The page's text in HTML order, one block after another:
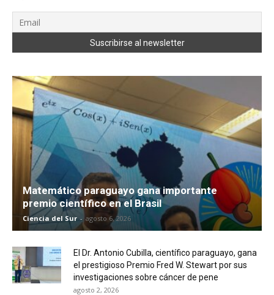
Matemático paraguayo gana importante
premio científico en el Brasil
Ciencia del Sur - agosto 6, 2026
El Dr. Antonio Cubilla, científico paraguayo, gana
el prestigioso Premio Fred W. Stewart por sus
investigaciones sobre cáncer de pene
agosto 2, 2026